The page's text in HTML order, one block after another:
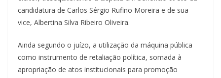
candidatura de Carlos Sérgio Rufino Moreira e de sua
vice, Albertina Silva Ribeiro Oliveira.
Ainda segundo o juízo, a utilização da máquina pública
como instrumento de retaliação política, somada à
apropriação de atos institucionais para promoção